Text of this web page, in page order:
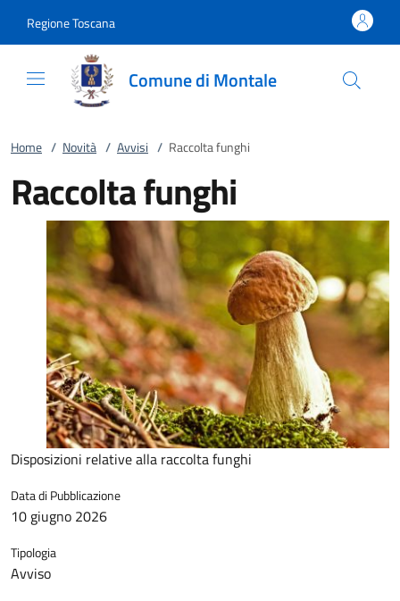
Regione Toscana
Comune di Montale
Home / Novità / Avvisi / Raccolta funghi
Raccolta funghi
Disposizioni relative alla raccolta funghi
Data di Pubblicazione
10 giugno 2026
Tipologia
Avviso